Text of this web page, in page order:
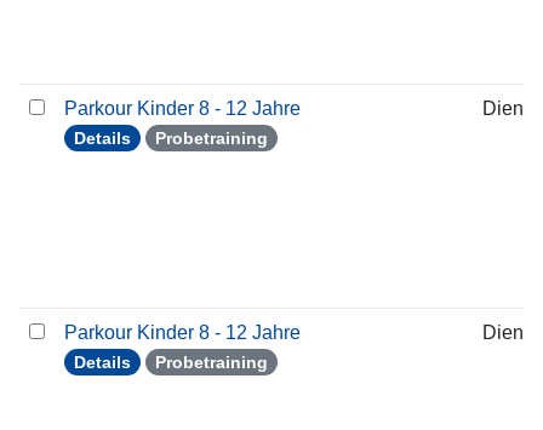
Parkour Kinder 8 - 12 Jahre
Details Probetraining
Parkour Kinder 8 - 12 Jahre
Details Probetraining